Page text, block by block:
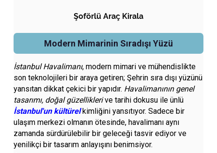
Şoförlü Araç Kirala
Modern Mimarinin Sıradışı Yüzü
İstanbul Havalimanı, modern mimari ve mühendislikte
son teknolojileri bir araya getiren; Şehrin sıra dışı yüzünü
yansıtan dikkat çekici bir yapıdır. Havalimanının genel
tasarımı, doğal güzelliklerive tarihi dokusu ile ünlü
İstanbul'un kültürel kimliğini yansıtıyor. Sadece bir
ulaşım merkezi olmanın ötesinde, havalimanı aynı
zamanda sürdürülebilir bir geleceği tasvir ediyor ve
yenilikçi bir tasarım anlayışını benimsiyor.